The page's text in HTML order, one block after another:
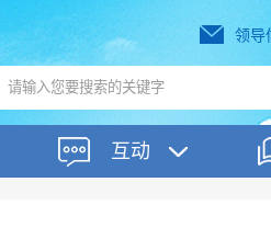
领导
互动